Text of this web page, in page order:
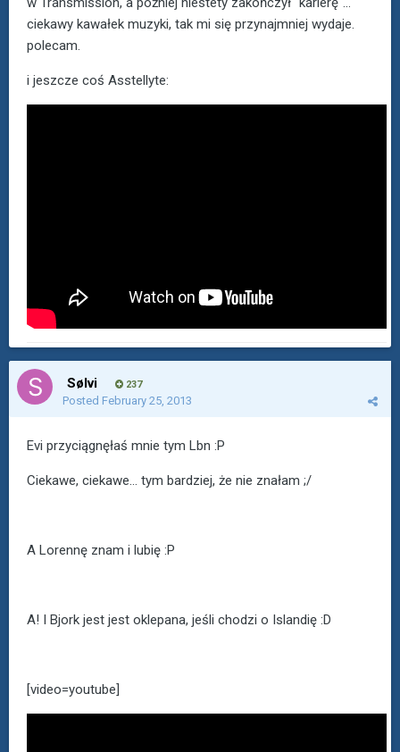
ciekawy kawałek muzyki, tak mi się przynajmniej wydaje.
polecam.
i jeszcze coś Asstellyte:
Sølvi 237
Posted February 25, 2013
Evi przyciągnęłaś mnie tym Lbn :P
Ciekawe, ciekawe... tym bardziej, że nie znałam ;/
A Lorennę znam i lubię :P
A! I Bjork jest jest oklepana, jeśli chodzi o Islandię :D
[video=youtube]